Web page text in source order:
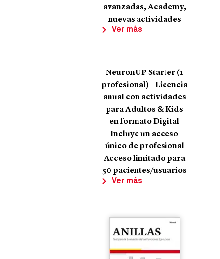
avanzadas, Academy,
nuevas actividades
Ver más
NeuronUP Starter (1
profesional) – Licencia
anual con actividades
para Adultos & Kids
en formato Digital
Incluye un acceso
único de profesional
Acceso limitado para
50 pacientes/usuarios
Ver más